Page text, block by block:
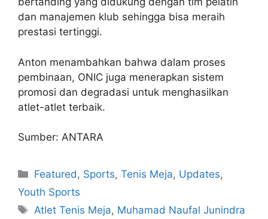
dan manajemen klub sehingga bisa meraih
prestasi tertinggi.
Anton menambahkan bahwa dalam proses
pembinaan, ONIC juga menerapkan sistem
promosi dan degradasi untuk menghasilkan
atlet-atlet terbaik.
Sumber: ANTARA
Featured, Sports,Tenis Meja, Updates,
Youth Sports
Atlet Tenis Meja, Muhamad Naufal Junindra